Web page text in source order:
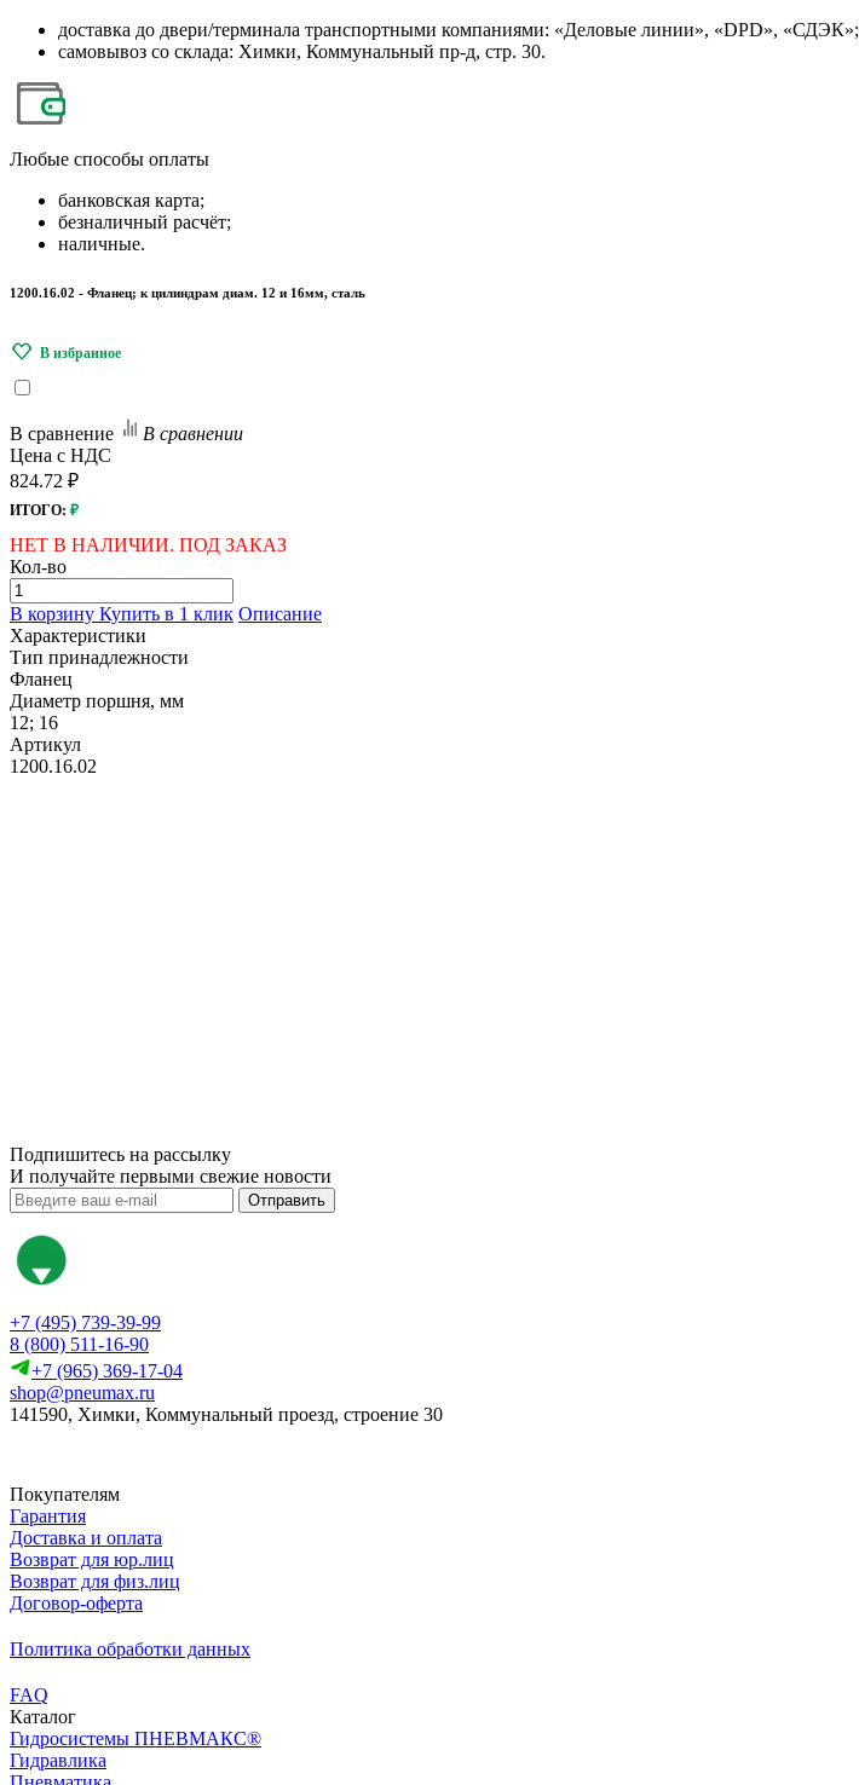
доставка до двери/терминала транспортными компаниями: «Деловые линии», «DPD», «СДЭК»;
самовывоз со склада: Химки, Коммунальный пр-д, стр. 30.
Любые способы оплаты
банковская карта;
безналичный расчёт;
наличные.
1200.16.02 - Фланец; к цилиндрам диам. 12 и 16мм, сталь
В сравнение
В сравнении
Цена с НДС
824.72 ₽
ИТОГО: ₽
НЕТ В НАЛИЧИИ. ПОД ЗАКАЗ
Кол-во
В корзину Купить в 1 клик Описание
Характеристики
Тип принадлежности
Фланец
Диаметр поршня, мм
12; 16
Артикул
1200.16.02
Подпишитесь на рассылку
И получайте первыми свежие новости
Отправить
+7 (495) 739-39-99
8 (800) 511-16-90
+7 (965) 369-17-04
shop@pneumax.ru
141590, Химки, Коммунальный проезд, строение 30
Покупателям
Гарантия
Доставка и оплата
Возврат для юр.лиц
Возврат для физ.лиц
Договор-оферта
Политика обработки данных
FAQ
Каталог
Гидросистемы ПНЕВМАКС®
Гидравлика